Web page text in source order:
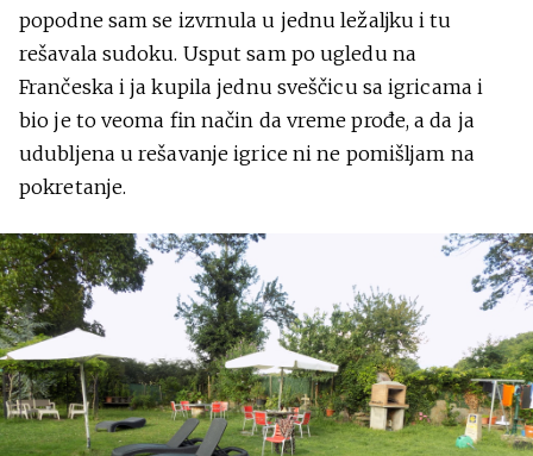
popodne sam se izvrnula u jednu ležaljku i tu
rešavala sudoku. Usput sam po ugledu na
Frančeska i ja kupila jednu sveščicu sa igricama i
bio je to veoma fin način da vreme prođe, a da ja
udubljena u rešavanje igrice ni ne pomišljam na
pokretanje.